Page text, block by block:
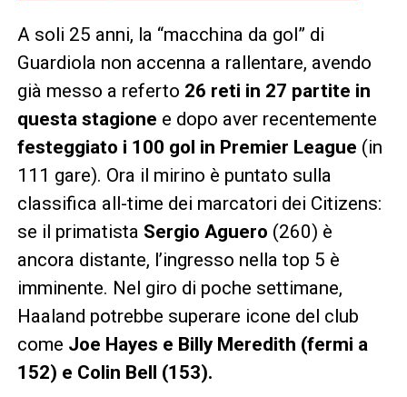
A soli 25 anni, la “macchina da gol” di
Guardiola non accenna a rallentare, avendo
già messo a referto 26 reti in 27 partite in
questa stagione e dopo aver recentemente
festeggiato i 100 gol in Premier League (in
111 gare). Ora il mirino è puntato sulla
classifica all-time dei marcatori dei Citizens:
se il primatista Sergio Aguero (260) è
ancora distante, l’ingresso nella top 5 è
imminente. Nel giro di poche settimane,
Haaland potrebbe superare icone del club
come Joe Hayes e Billy Meredith (fermi a
152) e Colin Bell (153).